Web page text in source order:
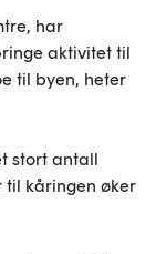
har
aktivitet til
til byen, heter
stort antall
til kåringen øker